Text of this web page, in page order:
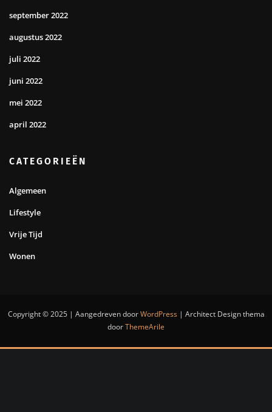
september 2022
augustus 2022
juli 2022
juni 2022
mei 2022
april 2022
CATEGORIEËN
Algemeen
Lifestyle
Vrije Tijd
Wonen
Copyright © 2025 | Aangedreven doorWordPress | Architect Design thema
doorThemeArile